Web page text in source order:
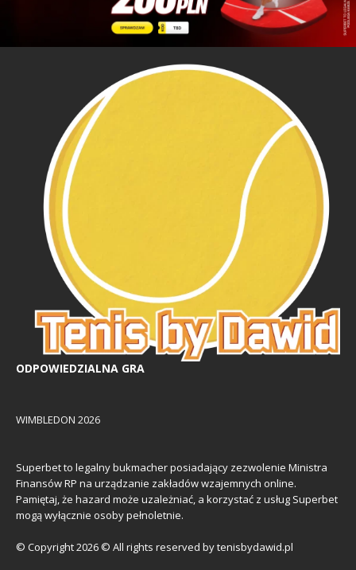
ODPOWIEDZIALNA GRA
WIMBLEDON 2026
Superbet to legalny bukmacher posiadający zezwolenie Ministra
Finansów RP na urządzanie zakładów wzajemnych online.
Pamiętaj, że hazard może uzależniać, a korzystać z usług Superbet
mogą wyłącznie osoby pełnoletnie.
© Copyright 2026 © All rights reserved by tenisbydawid.pl